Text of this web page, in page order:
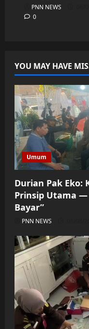
PNN NEWS
0
YOU MAY HAVE
Umum
Durian Pak Eko:
Prinsip Utama —
Bayar”
PNN NEWS